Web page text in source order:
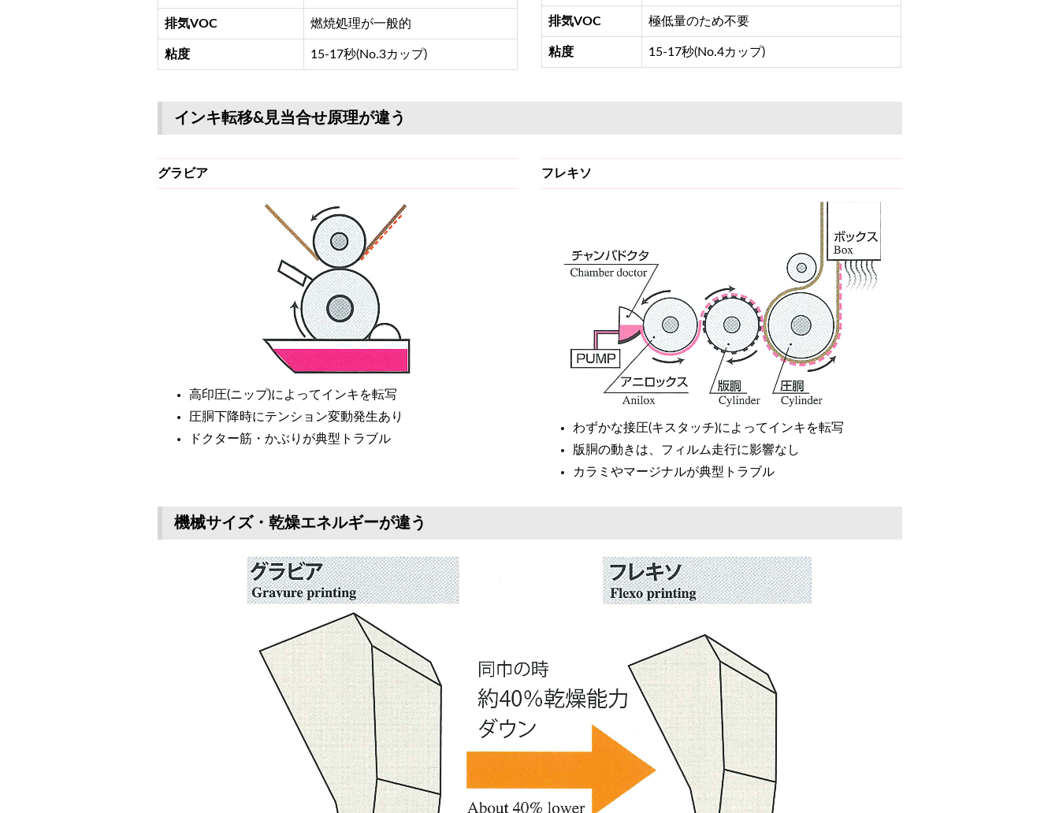
排気VOC 燃焼処理が一般的
粘度 15-17秒(No.3カップ)
排気VOC 極低量のため不要
粘度 15-17秒(No.4カップ)
インキ転移&見当合せ原理が違う
グラビア
高印圧(ニップ)によってインキを転写
圧胴下降時にテンション変動発生あり
ドクター筋・かぶりが典型トラブル
フレキソ
わずかな接圧(キスタッチ)によってインキを転写
版胴の動きは、フィルム走行に影響なし
カラミやマージナルが典型トラブル
機械サイズ・乾燥エネルギーが違う